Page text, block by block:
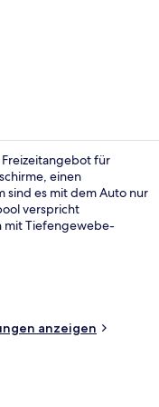
für
einen
sind es mit dem Auto nur
verspricht
mit Tiefengewebe-
Ermitage ist auf
Mittagessen und
und eine Sauna
anzeigen